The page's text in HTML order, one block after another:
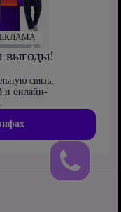
выгоды!
связь,
и онлайн-